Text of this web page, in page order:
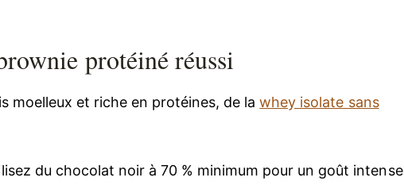
protéiné réussi
moelleux et riche en protéines, de lawhey isolate sans
du chocolat noir à 70 % minimum pour un goût intense